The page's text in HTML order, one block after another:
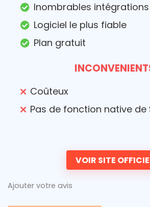
Inombrables intégrations
Logiciel le plus fiable
Plan gratuit
Coûteux
Pas de fonction native de
VOIR SITE
Ajouter votre avis